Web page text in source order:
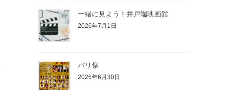
一緒に見よう！井戸端映画館
2026年7月1日
パリ祭
2026年6月30日